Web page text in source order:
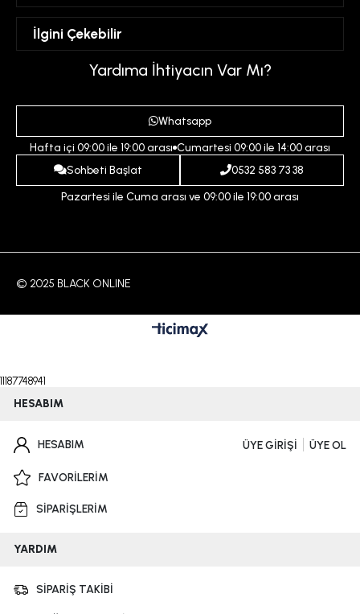
Hesabım
Favorilerim
Mesafeli Satış Sözleşmesi
Üyelik Sözleşmesi
Gizlilik ve Güvenlik Politikası
Ödeme ve Teslimat Koşulları
İptal ve İade Koşulları
İlgini Çekebilir
İndirim
Yardıma İhtiyacın Var Mı?
Whatsapp
Hafta içi 09:00 ile 19:00 arası Cumartesi 09:00 ile 14:00 arası
Sohbeti Başlat
0532 583 73 38
Pazartesi ile Cuma arası ve 09:00 ile 19:00 arası
© 2025 BLACK ONLINE
11187748941
HESABIM
HESABIM ÜYE GİRİŞİ ÜYE OL
FAVORİLERİM
SİPARİŞLERİM
YARDIM
SİPARİŞ TAKİBİ